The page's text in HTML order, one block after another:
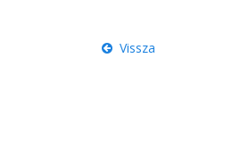
Vissza